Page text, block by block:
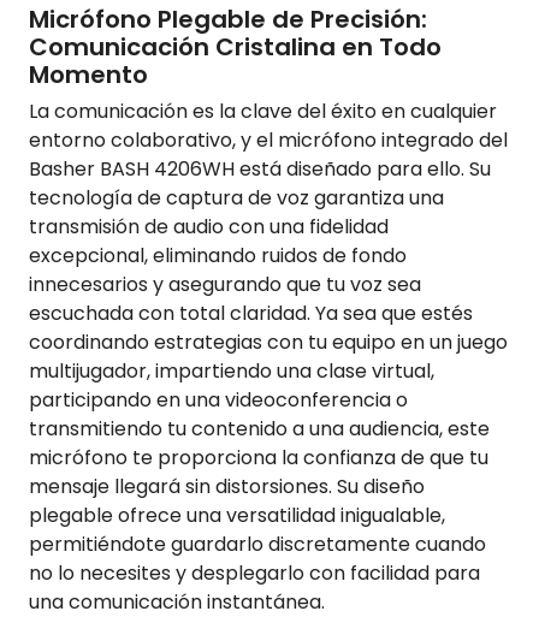
Micrófono Plegable de Precisión:
Comunicación Cristalina en Todo
Momento
La comunicación es la clave del éxito en cualquier
entorno colaborativo, y el micrófono integrado del
Basher BASH 4206WH está diseñado para ello. Su
tecnología de captura de voz garantiza una
transmisión de audio con una fidelidad
excepcional, eliminando ruidos de fondo
innecesarios y asegurando que tu voz sea
escuchada con total claridad. Ya sea que estés
coordinando estrategias con tu equipo en un juego
multijugador, impartiendo una clase virtual,
participando en una videoconferencia o
transmitiendo tu contenido a una audiencia, este
micrófono te proporciona la confianza de que tu
mensaje llegará sin distorsiones. Su diseño
plegable ofrece una versatilidad inigualable,
permitiéndote guardarlo discretamente cuando
no lo necesites y desplegarlo con facilidad para
una comunicación instantánea.